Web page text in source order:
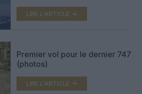
LIRE L'ARTICLE
Premier vol pour le dernier 747
(photos)
LIRE L'ARTICLE